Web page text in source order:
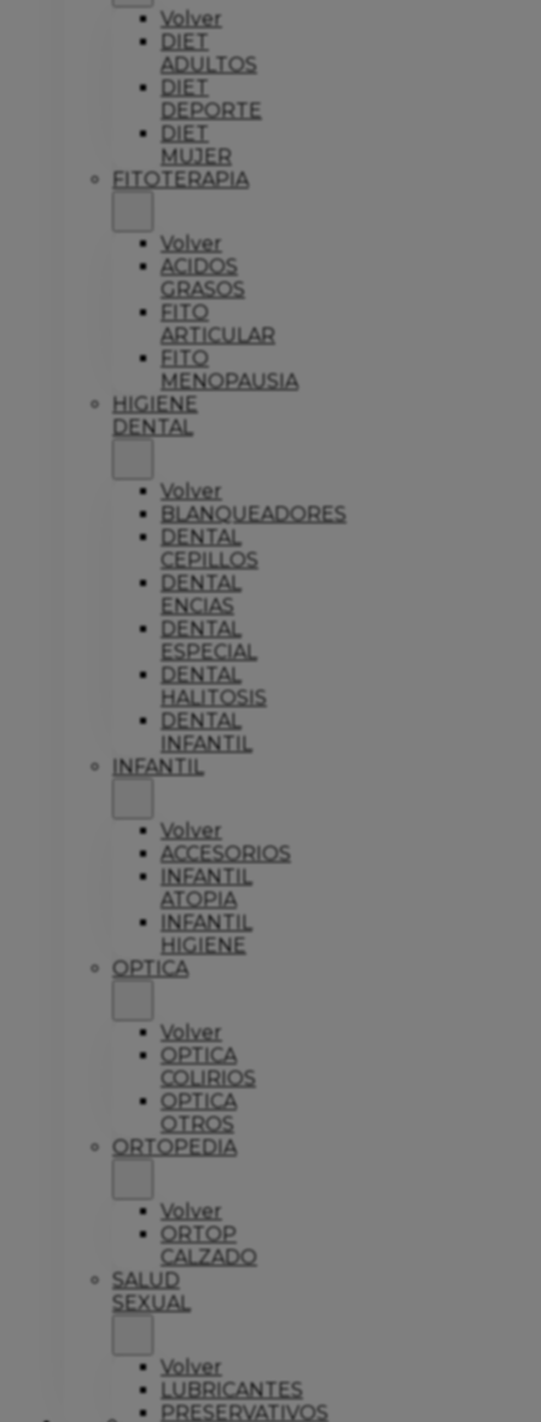
Volver
DIET
ADULTOS
DIET
DEPORTE
DIET
MUJER
FITOTERAPIA
Volver
ACIDOS
GRASOS
FITO
ARTICULAR
FITO
MENOPAUSIA
HIGIENE
DENTAL
Volver
BLANQUEADORES
DENTAL
CEPILLOS
DENTAL
ENCIAS
DENTAL
ESPECIAL
DENTAL
HALITOSIS
DENTAL
INFANTIL
INFANTIL
Volver
ACCESORIOS
INFANTIL
ATOPIA
INFANTIL
HIGIENE
OPTICA
Volver
OPTICA
COLIRIOS
OPTICA
OTROS
ORTOPEDIA
Volver
ORTOP
CALZADO
SALUD
SEXUAL
Volver
LUBRICANTES
PRESERVATIVOS